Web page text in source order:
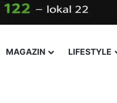
MAGAZIN LIFESTYLE